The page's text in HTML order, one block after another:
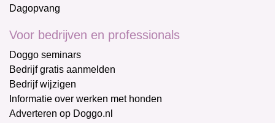
Dagopvang
Voor bedrijven en professionals
Doggo seminars
Bedrijf gratis aanmelden
Bedrijf wijzigen
Informatie over werken met honden
Adverteren op Doggo.nl